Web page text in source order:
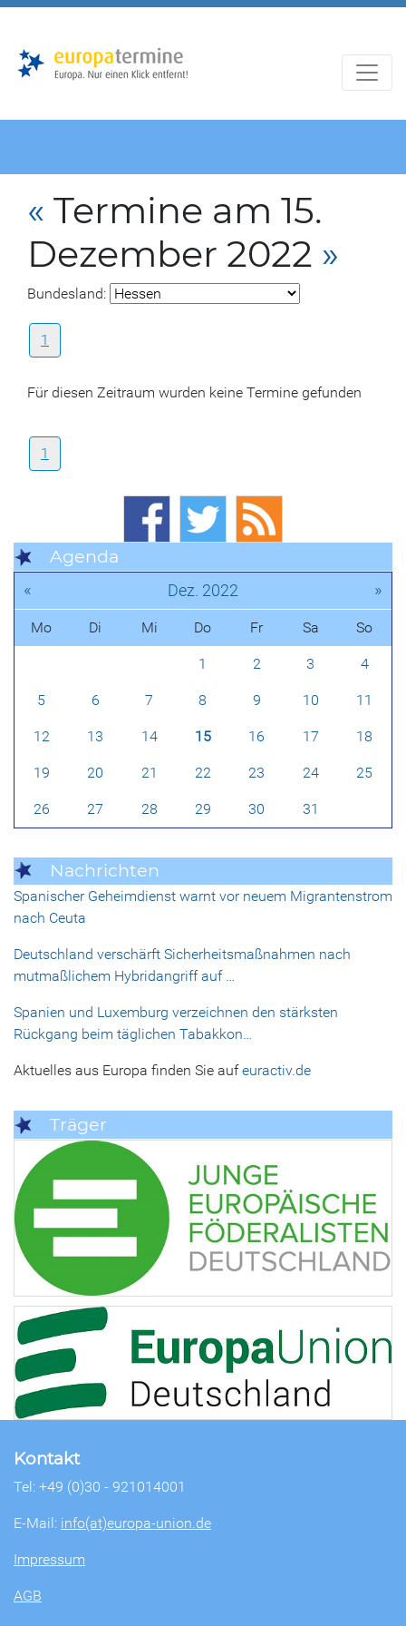
« Termine am 15.
Dezember 2022 »
Bundesland:
1
Für diesen Zeitraum wurden keine Termine gefunden
1
Agenda
« Dez. 2022 »
Mo Di Mi Do Fr Sa So
1 2 3 4
5 6 7 8 9 10 11
12 13 14 15 16 17 18
19 20 21 22 23 24 25
26 27 28 29 30 31
Nachrichten
Spanischer Geheimdienst warnt vor neuem Migrantenstrom
nach Ceuta
Deutschland verschärft Sicherheitsmaßnahmen nach
mutmaßlichem Hybridangriff auf …
Spanien und Luxemburg verzeichnen den stärksten
Rückgang beim täglichen Tabakkon…
Aktuelles aus Europa finden Sie aufeuractiv.de
Träger
Kontakt
Tel: +49 (0)30 - 921014001
E-Mail: info(at)europa-union.de
Impressum
AGB